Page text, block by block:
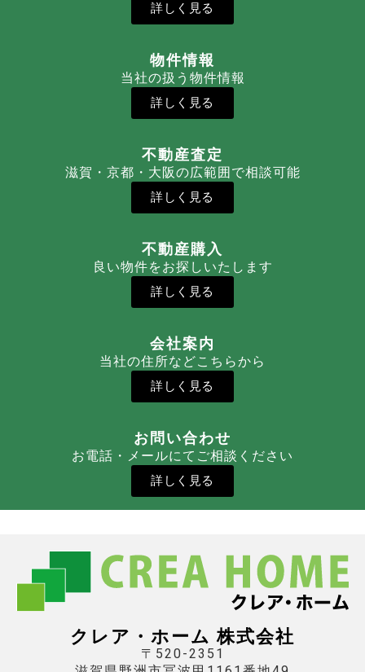
詳しく見る
物件情報
当社の扱う物件情報
詳しく見る
不動産査定
滋賀・京都・大阪の広範囲で相談可能
詳しく見る
不動産購入
良い物件をお探しいたします
詳しく見る
会社案内
当社の住所などこちらから
詳しく見る
お問い合わせ
お電話・メールにてご相談ください
詳しく見る
クレア・ホーム 株式会社
〒520-2351